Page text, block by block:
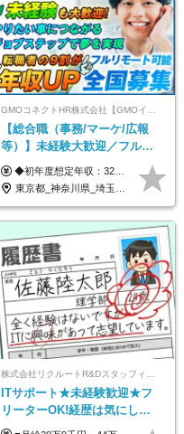
GMOコネクトHR株式会社【GMOインターネットグループ】
【総合職（事務/マーケ/広報
等）】未経験大歓迎／フルリ
モ可で全国募集！年収アップ
多数★年休最大130日★
◆初年度想定年収：320万円〜840万円 【関東／一都三県】月給24万円〜70万円 【関西・東海地方】月給23万円〜65万円 【その他の地方等】月給22万円〜60万円 ※ご経験・スキル・前職給与などを考慮の上決定いたします。 ◉固定残業代制（固定残業代10,000円含） 固定残業代は7時間分・時間超過分は追加支給 ≪月給例≫ ・月給54万円（29歳／入社3年目） ・月給38万円（26歳／入社2年目） ・月給28万円（24歳／入社1年目） ※試用期間は6ヶ月で、その間の雇用形態は契約社員です。そのほかの条件に変更はありません。
東京都_神奈川県_埼玉県_千葉県_大阪府_愛知県_北海道_青森県_岩手県_宮城県_秋田県_山形県_福島県_茨城県_栃木県_群馬県_新潟県_山梨県_長野県_富山県_石川県_福井県_静岡県_岐阜県_三重県_兵庫県_京都府_滋賀県_奈良県_和歌山県_広島県_岡山県_鳥取県_島根県_山口県_徳島県_香川県_愛媛県_高知県_福岡県_熊本県_佐賀県_長崎県_大分県_宮崎県_鹿児島県_沖縄県
ITサポート★未経験歓迎★フ
リーターOK!経歴は気にしな
くて大丈夫★超大手リクルー